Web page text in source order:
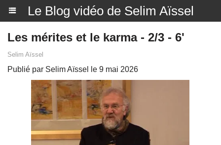
Le Blog vidéo de Selim Aïssel
Les mérites et le karma - 2/3 - 6'
Selim Aïssel
Publié par Selim Aïssel le 9 mai 2026